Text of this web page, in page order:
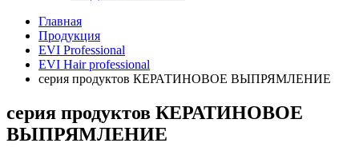
Главная
Продукция
EVI Professional
EVI Hair professional
серия продуктов КЕРАТИНОВОЕ ВЫПРЯМЛЕНИЕ
серия продуктов КЕРАТИНОВОЕ
ВЫПРЯМЛЕНИЕ